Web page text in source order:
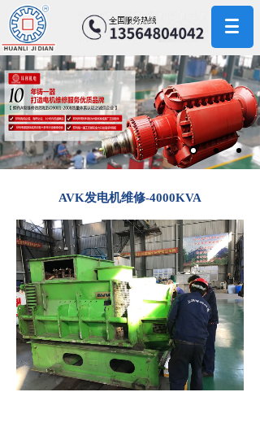
AVK发电机维修-4000KVA